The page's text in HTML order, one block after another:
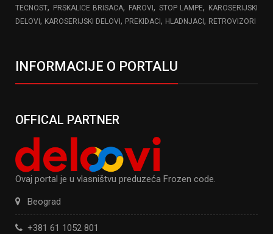
TECNOST, PRSKALICE BRISACA, FAROVI, STOP LAMPE, KAROSERIJSKI
DELOVI, KAROSERIJSKI DELOVI, PREKIDACI, HLADNJACI, RETROVIZORI
INFORMACIJE O PORTALU
OFFICAL PARTNER
Ovaj portal je u vlasništvu preduzeća Frozen code.
Beograd
+381 61 1052 801